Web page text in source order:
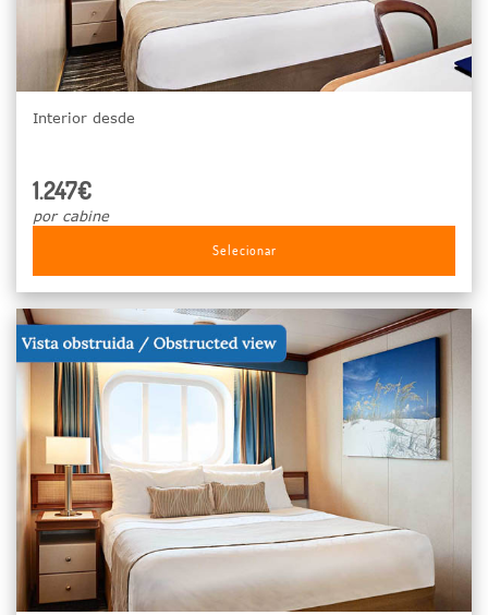
Interior desde
1.247€
por cabine
Selecionar